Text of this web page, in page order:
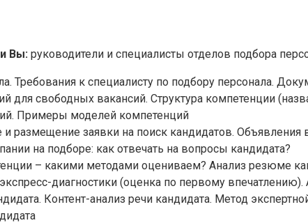
Вы: руководители и специалисты отделов подбора
Требования к специалисту по подбору персонала.
для свободных вакансий. Структура компетенции
Примеры моделей компетенций
и размещение заявки на поиск кандидатов.
на подборе: как отвечать на вопросы кандидата?
– какими методами оцениваем? Анализ резюме
диагностики (оценка по первому
Контент-анализ речи кандидата. Метод